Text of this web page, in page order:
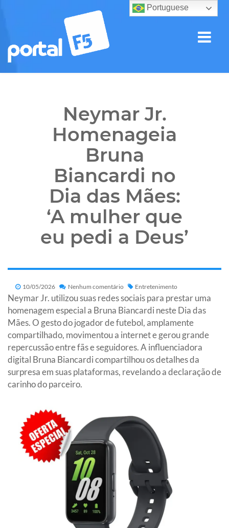
Neymar Jr.
Homenageia
Bruna
Biancardi no
Dia das Mães:
‘A mulher que
eu pedi a Deus’
10/05/2026 Nenhum comentário Entretenimento
Neymar Jr. utilizou suas redes sociais para prestar uma
homenagem especial a Bruna Biancardi neste Dia das
Mães. O gesto do jogador de futebol, amplamente
compartilhado, movimentou a internet e gerou grande
repercussão entre fãs e seguidores. A influenciadora
digital Bruna Biancardi compartilhou os detalhes da
surpresa em suas plataformas, revelando a declaração de
carinho do parceiro.
Portuguese